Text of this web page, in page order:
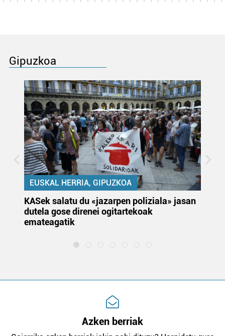
Gipuzkoa
EUSKAL HERRIA, GIPUZKOA
KASek salatu du «jazarpen poliziala» jasan
dutela gose direnei ogitartekoak
emateagatik
Azken berriak